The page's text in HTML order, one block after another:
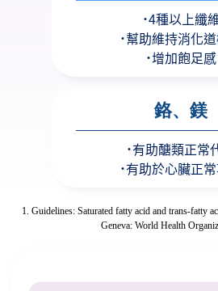
˙4種以上纖
˙幫助維持消化
˙增加飽足感
鉻、鎂
˙有助醣類正常
˙有助於心臟正
1. Guidelines: Saturated fatty acid and trans-fatty
Geneva: World Health